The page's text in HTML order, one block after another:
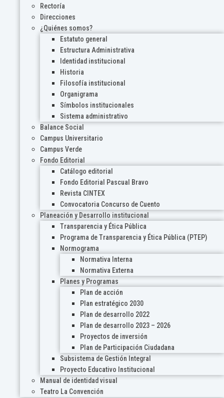
Rectoría
Direcciones
¿Quiénes somos?
Estatuto general
Estructura Administrativa
Identidad institucional
Historia
Filosofía institucional
Organigrama
Símbolos institucionales
Sistema administrativo
Balance Social
Campus Universitario
Campus Verde
Fondo Editorial
Catálogo editorial
Fondo Editorial Pascual Bravo
Revista CINTEX
Convocatoria Concurso de Cuento
Planeación y Desarrollo institucional
Transparencia y Ética Pública
Programa de Transparencia y Ética Pública (PTEP)
Normograma
Normativa Interna
Normativa Externa
Planes y Programas
Plan de acción
Plan estratégico 2030
Plan de desarrollo 2022
Plan de desarrollo 2023 – 2026
Proyectos de inversión
Plan de Participación Ciudadana
Subsistema de Gestión Integral
Proyecto Educativo Institucional
Manual de identidad visual
Teatro La Convención